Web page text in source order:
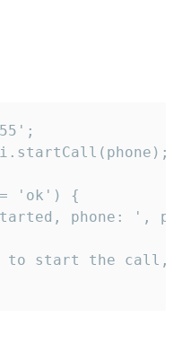
'ok') {
phone: ',
to start the